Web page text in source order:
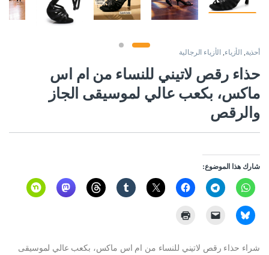
أحذية, الأزياء, الأزياء الرجالية
حذاء رقص لاتيني للنساء من ام اس
ماكس، بكعب عالي لموسيقى الجاز
والرقص
شارك هذا الموضوع:
شراء حذاء رقص لاتيني للنساء من ام اس ماكس، بكعب عالي لموسيقى